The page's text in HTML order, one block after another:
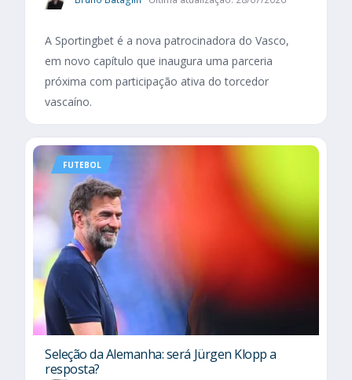
A Sportingbet é a nova patrocinadora do Vasco,
em novo capítulo que inaugura uma parceria
próxima com participação ativa do torcedor
vascaíno.
FUTEBOL
Seleção da Alemanha: será Jürgen Klopp a
resposta?